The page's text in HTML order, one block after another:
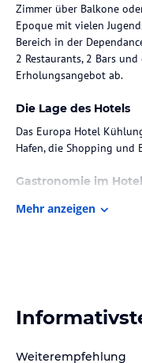
Zimmer über Balkone
Epoque mit vielen
Bereich in der
2 Restaurants, 2 Bars
Erholungsangebot ab.
Die Lage des Hotels
Das Europa Hotel
Hafen, die Shopping und
Gastronomie im Hotel
* Brasserie "Belon´s -
Herzlich willkommen in
Wir bieten einen neuen
Sonstige
Mehr anzeigen
Weiterempfehlung